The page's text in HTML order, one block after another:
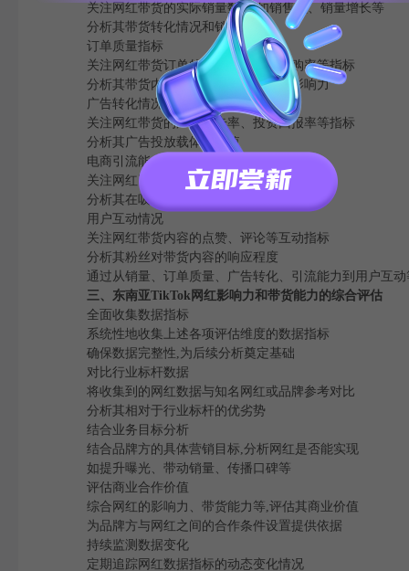
关注网红带货的实际销量数据,如销售额、销量增长等
分析其带货转化情况和销售效率
订单质量指标
关注网红带货订单的平均客单价、复购率等指标
分析其带货内容对消费者购买决策的影响力
广告转化情况
关注网红带货的广告点击率、投资回报率等指标
分析其广告投放载体的价值
电商引流能力
关注网红引流至电商平台的流量数据
分析其在吸引用户流量转化方面的能力
用户互动情况
关注网红带货内容的点赞、评论等互动指标
分析其粉丝对带货内容的响应程度
通过从销量、订单质量、广告转化、引流能力到用户互动
三、东南亚TikTok网红影响力和带货能力的综合评估
全面收集数据指标
系统性地收集上述各项评估维度的数据指标
确保数据完整性,为后续分析奠定基础
对比行业标杆数据
将收集到的网红数据与知名网红或品牌参考对比
分析其相对于行业标杆的优劣势
结合业务目标分析
结合品牌方的具体营销目标,分析网红是否能实现
如提升曝光、带动销量、传播口碑等
评估商业合作价值
综合网红的影响力、带货能力等,评估其商业价值
为品牌方与网红之间的合作条件设置提供依据
持续监测数据变化
定期追踪网红数据指标的动态变化情况